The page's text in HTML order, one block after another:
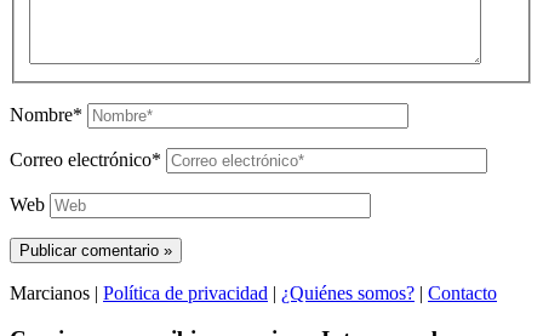
Nombre*
Correo electrónico*
Web
Marcianos | Política de privacidad | ¿Quiénes somos? | Contacto